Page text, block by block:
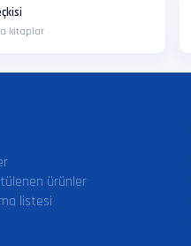
kitaplar
ürünler
listesi